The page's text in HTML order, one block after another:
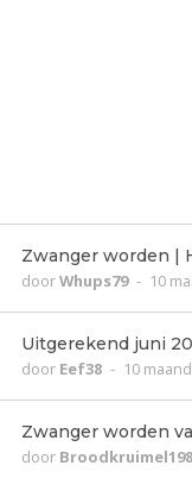
Zwanger worden |
doorWhups79 - 10
Uitgerekend juni
door Eef38 - 10
Zwanger worden
door